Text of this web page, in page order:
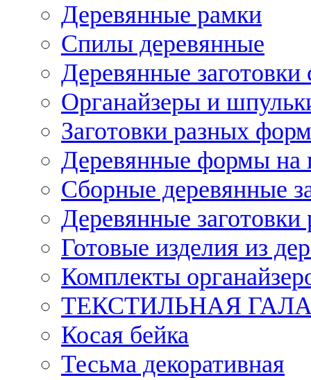
Деревянные рамки
Спилы деревянные
Деревянные заготовки
Органайзеры и
Заготовки разных
Деревянные формы на
Сборные деревянные
Деревянные заготовки
Готовые изделия из
Комплекты
ТЕКСТИЛЬНАЯ
Косая бейка
Тесьма декоративная